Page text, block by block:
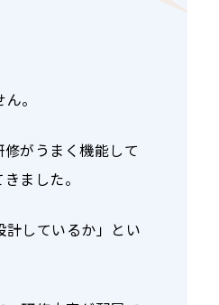
。
がうまく機能して
ました。
計しているか」とい